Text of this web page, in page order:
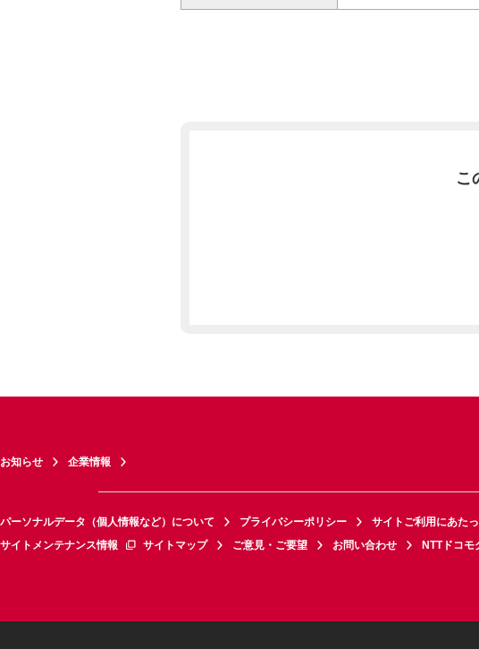
こ
お知らせ 企業情報
パーソナルデータ（個人情報など）について プライバシーポリシー サイトご利用にあた
サイトメンテナンス情報
サイトマップ ご意見・ご要望 お問い合わせ NTTドコモ